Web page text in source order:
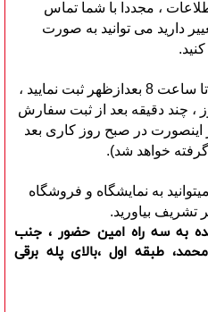
، مجددا با شما تماس
دارید می توانید به صورت
(در صورتی که سفارش خود را تا ساعت 8 بعدازظهر ثبت نمایید ،
چند دقیقه بعد از ثبت سفارش
اینصورت در صبح روز کاری بعد
به نمایشگاه و فروشگاه
تشریف بیاورید.
به سه راه امین حضور ، جنب
طبقه اول ،بالای پله برقی